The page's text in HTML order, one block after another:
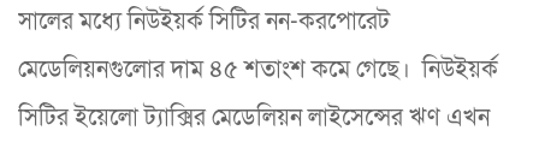
সালের মধ্যে নিউইয়র্ক সিটির নন-করপোরেট
মেডেলিয়নগুলোর দাম ৪৫ শতাংশ কমে গেছে। নিউইয়র্ক
সিটির ইয়েলো ট্যাক্সির মেডেলিয়ন লাইসেন্সের ঋণ এখন